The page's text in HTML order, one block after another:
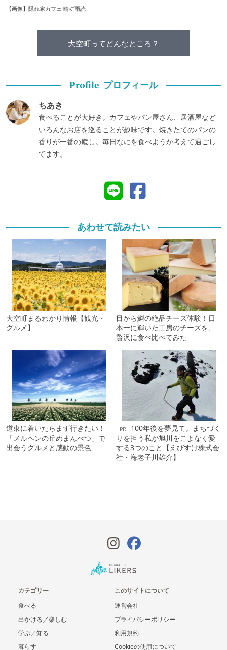
【画像】隠れ家カフェ 晴耕雨読
大空町ってどんなところ？
Profile プロフィール
ちあき
食べることが大好き。カフェやパン屋さん、居酒屋など
いろんなお店を巡ることが趣味です。焼きたてのパンの
香りが一番の癒し。毎日なにを食べようか考えて過ごし
てます。
あわせて読みたい
大空町まるわかり情報【観光・
グルメ】
目から鱗の絶品チーズ体験！日
本一に輝いた工房のチーズを、
贅沢に食べ比べてみた
道東に着いたらまず行きたい！
「メルヘンの丘めまんべつ」で
出会うグルメと感動の景色
PR
100年後を夢見て。まちづく
りを担う私が旭川をこよなく愛
する3つのこと【えびすけ株式会
社・海老子川雄介】
カテゴリー
食べる
出かける／楽しむ
学ぶ／知る
暮らす
このサイトについて
運営会社
プライバシーポリシー
利用規約
Cookieの使用について